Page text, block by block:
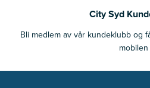
City Syd
Bli medlem av vår kundeklubb og
mobilen